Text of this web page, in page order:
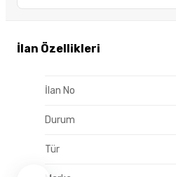
İlan Özellikleri
İlan No
Durum
Tür